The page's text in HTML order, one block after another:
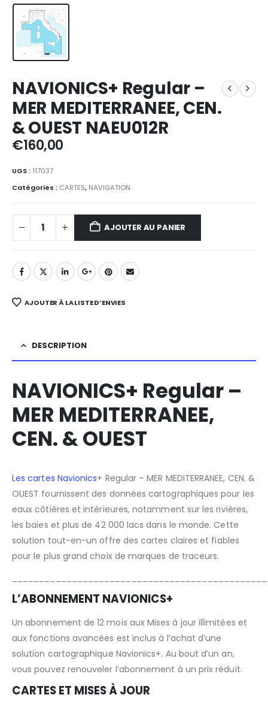
NAVIONICS+ Regular –
MER MEDITERRANEE, CEN.
& OUEST NAEU012R
€160,00
UGS : 117037
Catégories : CARTES, NAVIGATION
AJOUTER AU PANIER
AJOUTER À LA LISTE D’ENVIES
DESCRIPTION
NAVIONICS+ Regular –
MER MEDITERRANEE,
CEN. & OUEST
Les cartes Navionics+ Regular – MER MEDITERRANEE, CEN. &
OUEST fournissent des données cartographiques pour les
eaux côtières et intérieures, notamment sur les rivières,
les baies et plus de 42 000 lacs dans le monde. Cette
solution tout-en-un offre des cartes claires et fiables
pour le plus grand choix de marques de traceurs.
L’ABONNEMENT NAVIONICS+
Un abonnement de 12 mois aux Mises à jour illimitées et
aux fonctions avancées est inclus à l’achat d’une
solution cartographique Navionics+. Au bout d’un an,
vous pouvez renouveler l’abonnement à un prix réduit.
CARTES ET MISES À JOUR